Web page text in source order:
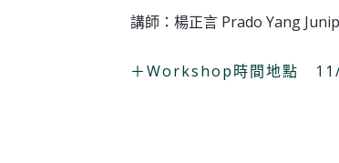
講師：楊正言 Prado Yang
＋Workshop時間地點